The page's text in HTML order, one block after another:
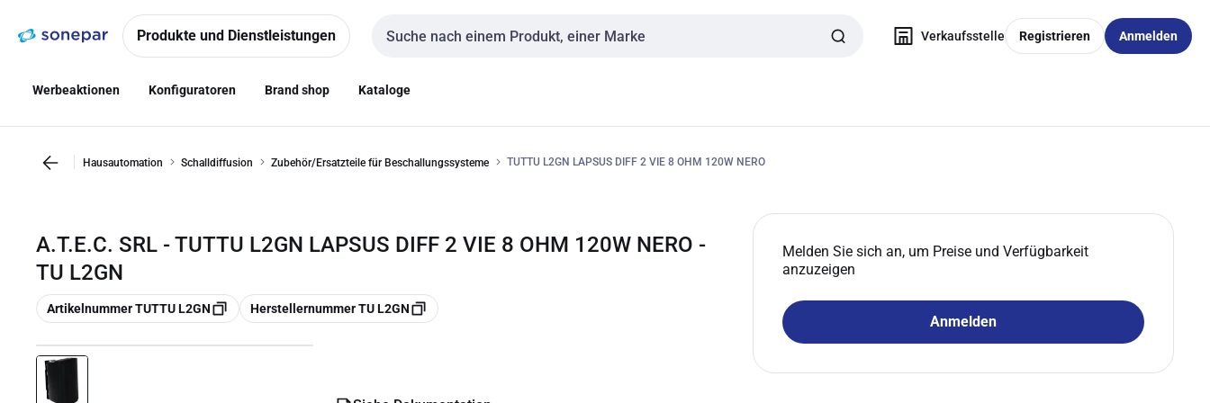
NavigationInhalt
Produkte und Dienstleistungen
Sucheingabe
Verkaufsstelle Registrieren Anmelden
Werbeaktionen Konfiguratoren Brand shop Kataloge
Hausautomation Schalldiffusion Zubehör/Ersatzteile für Beschallungssysteme TUTTU L2GN LAPSUS DIFF 2 VIE 8 OHM 120W NERO
A.T.E.C. SRL - TUTTU L2GN LAPSUS DIFF 2 VIE 8 OHM 120W NERO -
TU L2GN
Kopieren
Artikelnummer TUTTU L2GN Kopieren
Herstellernummer TU L2GN
Melden Sie sich an, um Preise und Verfügbarkeit
anzuzeigen
Anmelden